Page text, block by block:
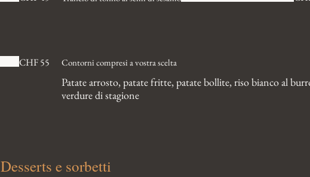
CHF 55 Contorni compresi a vostra scelta
Patate arrosto, patate fritte, patate bollite, riso bianco al
verdure di stagione
Desserts e sorbetti